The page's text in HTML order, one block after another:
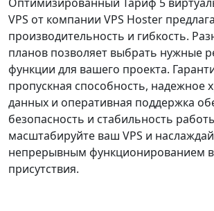
VPS от компании VPS Hoster
производительность и гибкость.
планов позволяет выбрать нужные
функции для вашего проекта.
пропускная способность, надежное
данных и оперативная поддержка
безопасность и стабильность
масштабируйте ваш VPS и
непрерывным функционированием
присутствия.